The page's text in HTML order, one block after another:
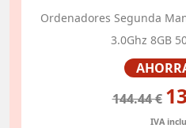
Ordenadores Segunda
3.0Ghz 8GB
Precio
144.44 €
IVA